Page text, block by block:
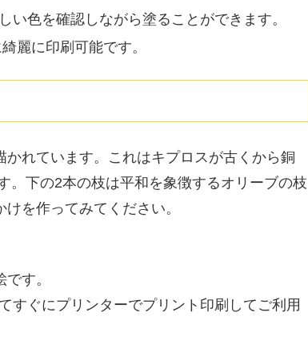
い色を確認しながら塗ることができます。
麗に印刷可能です。
れています。これはキプロスが古くから銅
。下の2本の枝は平和を象徴するオリーブの枝
を作ってみてください。
す。
すぐにプリンターでプリント印刷してご利用